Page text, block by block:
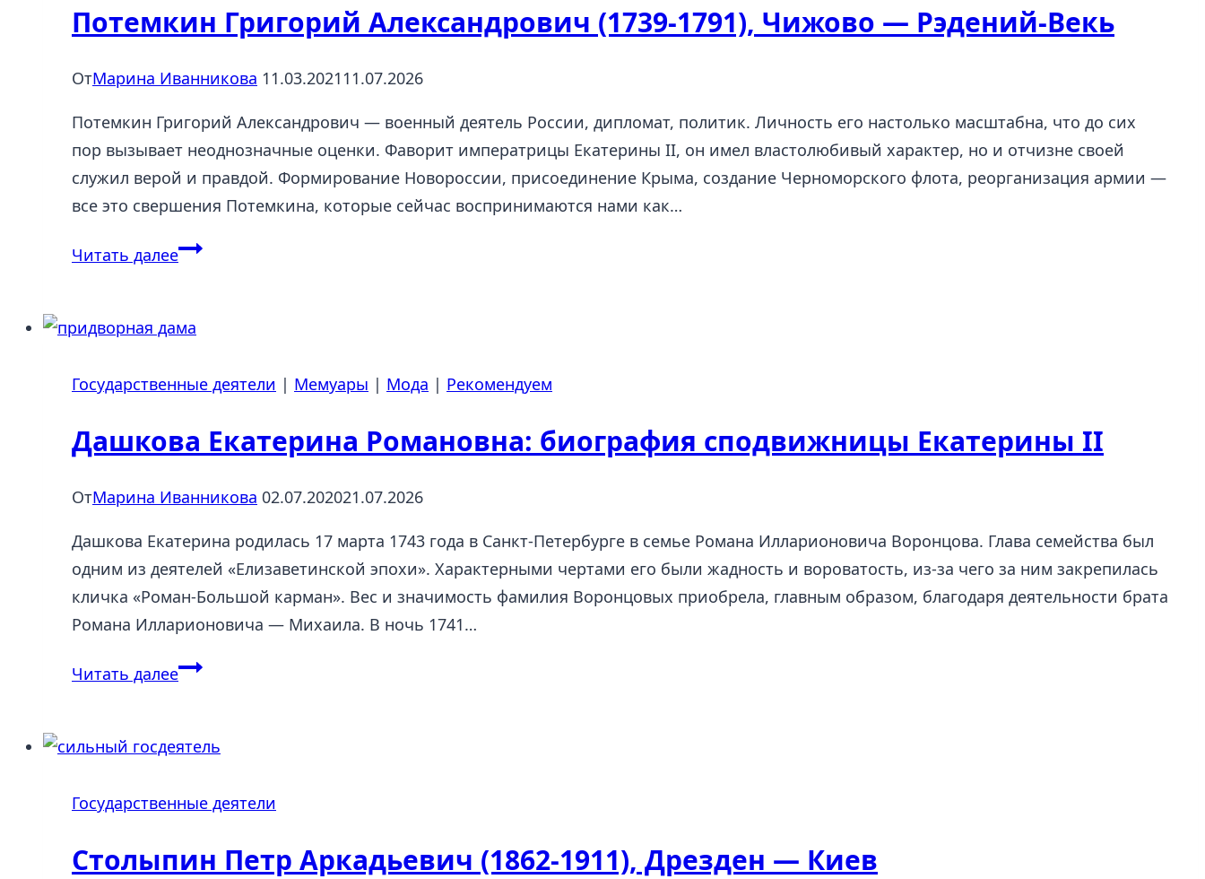
Петербург
Потемкин Григорий Александрович (1739-1791), Чижово — Рэдений-Векь
ОтМарина Иванникова 11.03.202111.07.2026
Потемкин Григорий Александрович — военный деятель России, дипломат, политик. Личность его настолько масштабна, что до сих
пор вызывает неоднозначные оценки. Фаворит императрицы Екатерины II, он имел властолюбивый характер, но и отчизне своей
служил верой и правдой. Формирование Новороссии, присоединение Крыма, создание Черноморского флота, реорганизация армии —
все это свершения Потемкина, которые сейчас воспринимаются нами как…
Читать далееПотемкин
(1739-
Чижово
Рэдений-
Государственные деятели | Мемуары | Мода | Рекомендуем
Дашкова Екатерина Романовна: биография сподвижницы Екатерины II
ОтМарина Иванникова 02.07.202021.07.2026
Дашкова Екатерина родилась 17 марта 1743 года в Санкт-Петербурге в семье Романа Илларионовича Воронцова. Глава семейства был
одним из деятелей «Елизаветинской эпохи». Характерными чертами его были жадность и вороватость, из-за чего за ним закрепилась
кличка «Роман-Большой карман». Вес и значимость фамилия Воронцовых приобрела, главным образом, благодаря деятельности брата
Романа Илларионовича — Михаила. В ночь 1741…
Читать далееДашкова
биография
Екатерины
Государственные деятели
Столыпин Петр Аркадьевич (1862-1911), Дрезден — Киев